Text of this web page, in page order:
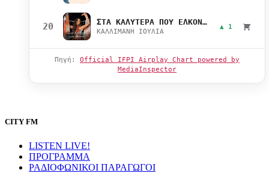
20 ΣΤΑ ΚΑΛΥΤΕΡΑ ΠΟΥ ΕΛΚΟΝΤΑΙ
ΚΑΛΛΙΜΑΝΗ ΙΟΥΛΙΑ
▲ 1
Πηγή: Official IFPI Airplay Chart powered by
MediaInspector
CITY FM
LISTEN LIVE!
ΠΡΟΓΡΑΜΜΑ
ΡΑΔΙΟΦΩΝΙΚΟΙ ΠΑΡΑΓΩΓΟΙ